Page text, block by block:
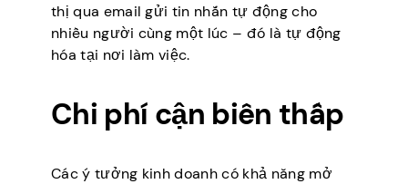
thị qua email gửi tin nhắn tự động cho
nhiều người cùng một lúc – đó là tự động
hóa tại nơi làm việc.
Chi phí cận biên thấp
Các ý tưởng kinh doanh có khả năng mở